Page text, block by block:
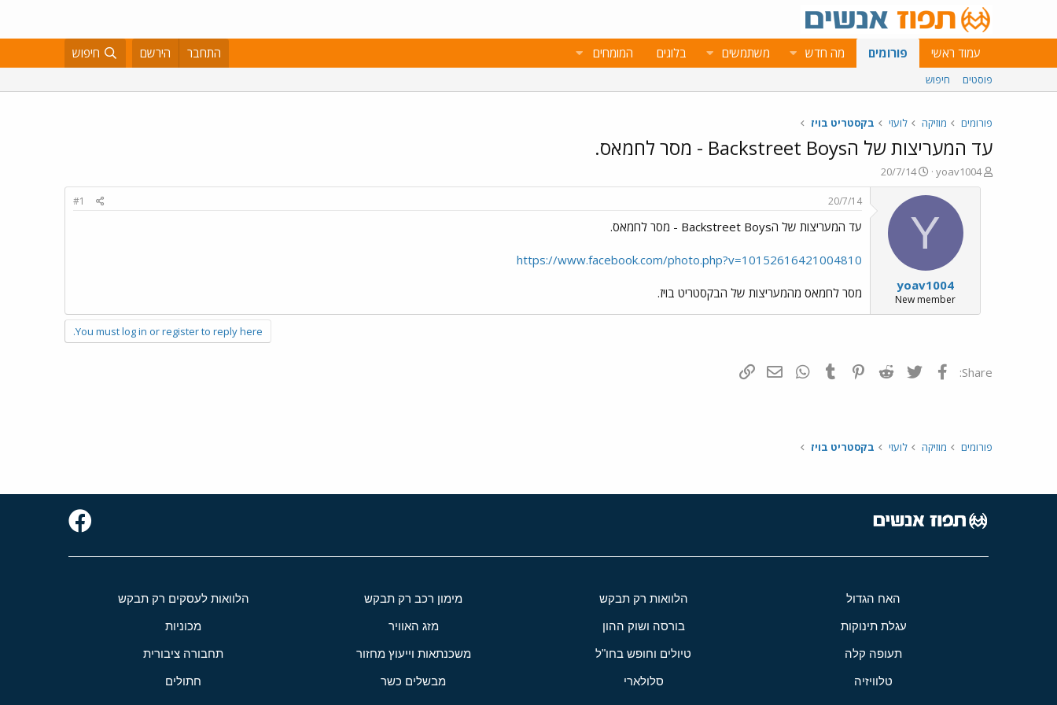
עמוד ראשי פורומים מה חדש משתמשים בלוגים המומחים התחבר הירשם חיפוש
פוסטים חיפוש
פורומים מוזיקה לועזי בקסטריט בויז
עד המעריצות של הBackstreet Boys - מסר לחמאס.
פ
ו
yoav1004
פ
ו
ר
ם
א
ר
ך
20/7/14
Y
yoav1004
New member
20/7/14
#1
עד המעריצות של הBackstreet Boys - מסר לחמאס.
https://www.facebook.com/photo.php?v=10152616421004810
מסר לחמאס מהמעריצות של הבקסטריט בויז.
You must log in or register to reply here.
Share: פייסבוק Twitter
Reddit
Pinterest
Tumblr
WhatsAppדואר אלקטרוני
פורומים מוזיקה לועזי בקסטריט בויז
האח הגדול הלוואות רק תבקש מימון רכב רק תבקש הלוואות לעסקים רק תבקש
עגלת תינוקות בורסה ושוק ההון מזג האוויר מכוניות
תעופה קלה טיולים וחופש בחו"ל משכנתאות וייעוץ מחזור תחבורה ציבורית
טלוויזיה סלולארי מבשלים כשר חתולים